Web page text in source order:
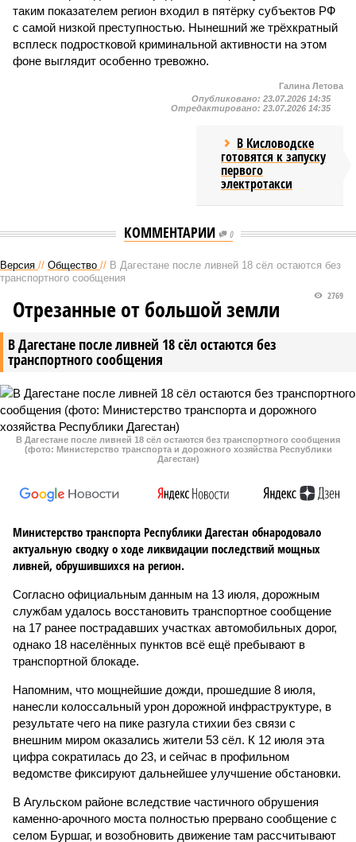
таким показателем регион входил в пятёрку субъектов РФ
с самой низкой преступностью. Нынешний же трёхкратный
всплеск подростковой криминальной активности на этом
фоне выглядит особенно тревожно.
Галина Летова
Опубликовано: 23.07.2026 14:35
Отредактировано: 23.07.2026 14:35
В Кисловодске
готовятся к запуску
первого
электротакси
КОММЕНТАРИИ 0
Версия // Общество // В Дагестане после ливней 18 сёл остаются без
транспортного сообщения
В Дагестане после ливней 18 сёл остаются без
транспортного сообщения
2769
Отрезанные от большой земли
В Дагестане после ливней 18 сёл остаются без транспортного сообщения
(фото: Министерство транспорта и дорожного хозяйства Республики
Дагестан)
Министерство транспорта Республики Дагестан обнародовало
актуальную сводку о ходе ликвидации последствий мощных
ливней, обрушившихся на регион.
Согласно официальным данным на 13 июля, дорожным
службам удалось восстановить транспортное сообщение
на 17 ранее пострадавших участках автомобильных дорог,
однако 18 населённых пунктов всё ещё пребывают в
транспортной блокаде.
Напомним, что мощнейшие дожди, прошедшие 8 июля,
нанесли колоссальный урон дорожной инфраструктуре, в
результате чего на пике разгула стихии без связи с
внешним миром оказались жители 53 сёл. К 12 июля эта
цифра сократилась до 23, и сейчас в профильном
ведомстве фиксируют дальнейшее улучшение обстановки.
В Агульском районе вследствие частичного обрушения
каменно-арочного моста полностью прервано сообщение с
селом Буршаг, и возобновить движение там рассчитывают